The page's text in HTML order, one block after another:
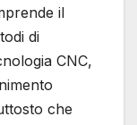
il
di
CNC,
che